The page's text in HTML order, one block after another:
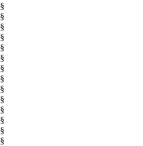
§
§
§
§
§
§
§
§
§
§
§
§
§
§